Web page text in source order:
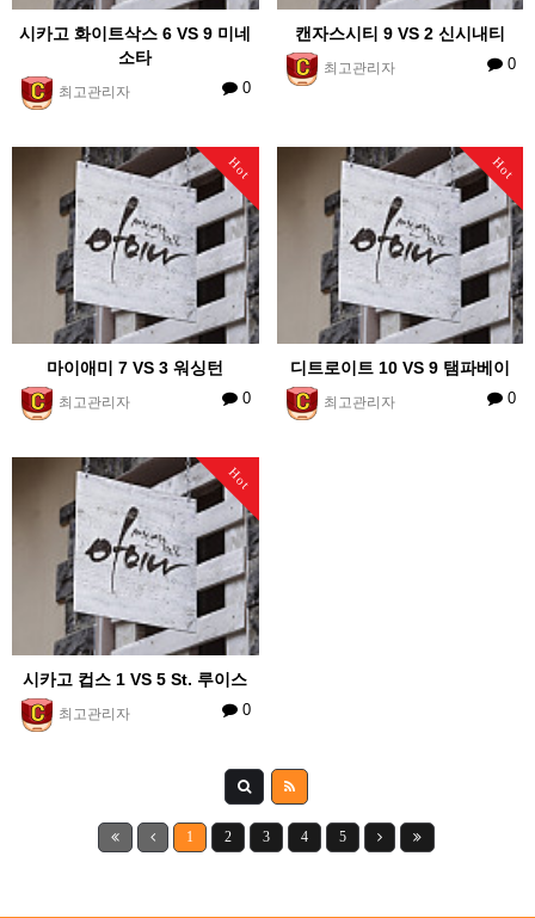
시카고 화이트삭스 6 VS 9 미네
소타
최고관리자 0
캔자스시티 9 VS 2 신시내티
최고관리자 0
Hot
마이애미 7 VS 3 워싱턴
최고관리자 0
Hot
디트로이트 10 VS 9 탬파베이
최고관리자 0
Hot
시카고 컵스 1 VS 5 St. 루이스
최고관리자 0
1 2 3 4 5